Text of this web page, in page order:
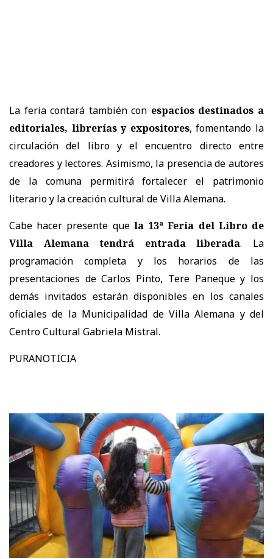
La feria contará también con espacios destinados a
editoriales, librerías y expositores, fomentando la
circulación del libro y el encuentro directo entre
creadores y lectores. Asimismo, la presencia de autores
de la comuna permitirá fortalecer el patrimonio
literario y la creación cultural de Villa Alemana.
Cabe hacer presente que la 13ª Feria del Libro de
Villa Alemana tendrá entrada liberada. La
programación completa y los horarios de las
presentaciones de Carlos Pinto, Tere Paneque y los
demás invitados estarán disponibles en los canales
oficiales de la Municipalidad de Villa Alemana y del
Centro Cultural Gabriela Mistral.
PURANOTICIA